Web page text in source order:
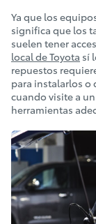
Ya que los
significa que los
suelen tener
local de Toyota sí
repuestos
para instalarlos o
cuando visite a
herramientas